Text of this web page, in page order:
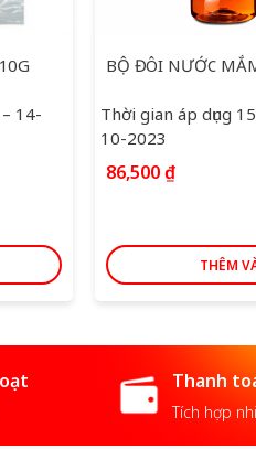
14-
Thời gian áp dụng
10-2023
86,500₫
THÊM
Thanh
Tích hợp